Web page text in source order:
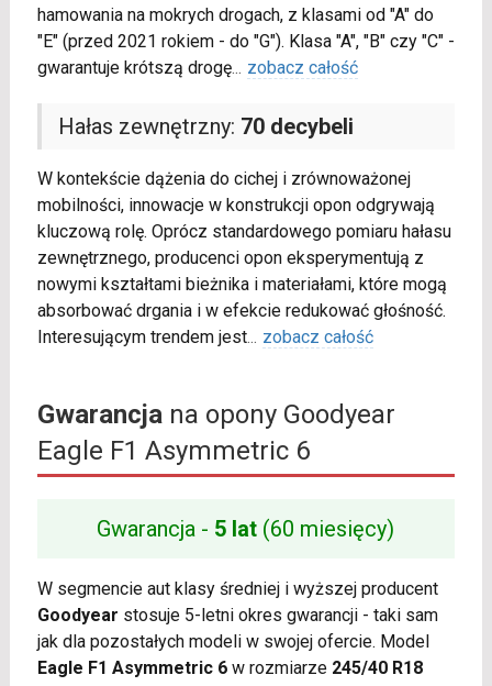
hamowania na mokrych drogach, z klasami od "A" do
"E" (przed 2021 rokiem - do "G"). Klasa "A", "B" czy "C" -
gwarantuje krótszą drogę... zobacz całość
Hałas zewnętrzny: 70 decybeli
W kontekście dążenia do cichej i zrównoważonej
mobilności, innowacje w konstrukcji opon odgrywają
kluczową rolę. Oprócz standardowego pomiaru hałasu
zewnętrznego, producenci opon eksperymentują z
nowymi kształtami bieżnika i materiałami, które mogą
absorbować drgania i w efekcie redukować głośność.
Interesującym trendem jest... zobacz całość
Gwarancjana opony Goodyear
Eagle F1 Asymmetric 6
Gwarancja - 5 lat (60 miesięcy)
W segmencie aut klasy średniej i wyższej producent
Goodyear stosuje 5-letni okres gwarancji - taki sam
jak dla pozostałych modeli w swojej ofercie. Model
Eagle F1 Asymmetric 6w rozmiarze 245/40 R18